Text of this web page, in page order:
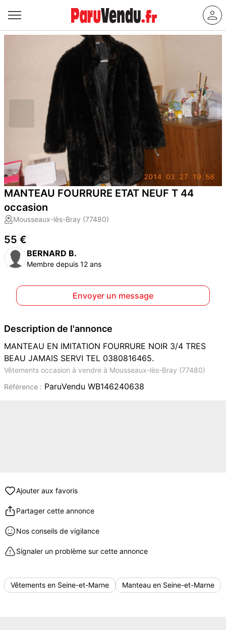
MANTEAU FOURRURE ETAT NEUF T 44
occasion
Mousseaux-lès-Bray (77480)
55 €
BERNARD B.
Membre depuis 12 ans
Envoyer un message
Description de l'annonce
MANTEAU EN IMITATION FOURRURE NOIR 3/4 TRES
BEAU JAMAIS SERVI TEL 0380816465.
Vêtements occasion à vendre à Mousseaux-lès-Bray (77480)
Référence : ParuVendu WB146240638
Ajouter aux favoris
Partager cette annonce
Nos conseils de vigilance
Signaler un problème sur cette annonce
Vêtements en Seine-et-Marne Manteau en Seine-et-Marne